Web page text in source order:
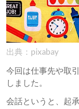
出典：pixabay
今回は仕事先や取
しました。
会話というと、起